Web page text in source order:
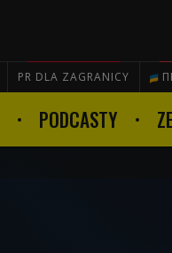
PR DLA ZAGRANICY

PODCASTY